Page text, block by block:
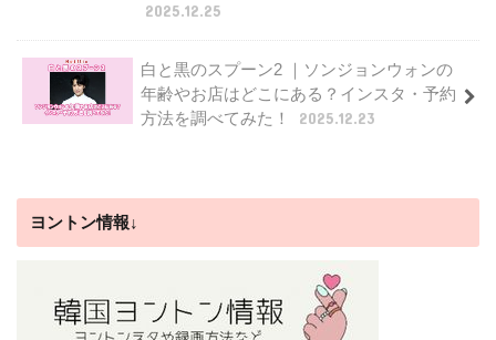
2025.12.25
白と黒のスプーン2 ｜ソンジョンウォンの
年齢やお店はどこにある？インスタ・予約
方法を調べてみた！
2025.12.23
ヨントン情報↓